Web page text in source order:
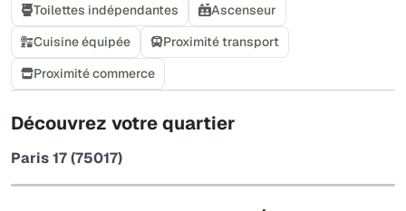
Toilettes indépendantes
Ascenseur
Cuisine équipée
Proximité transport
Proximité commerce
Découvrez votre quartier
Paris 17 (75017)